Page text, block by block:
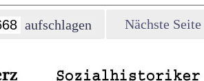
Nächste Seite